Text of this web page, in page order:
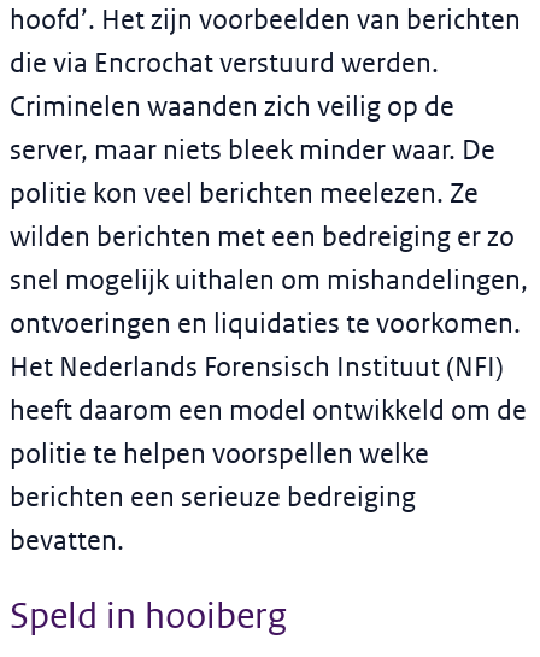
hoofd’. Het zijn voorbeelden van berichten
die via Encrochat verstuurd werden.
Criminelen waanden zich veilig op de
server, maar niets bleek minder waar. De
politie kon veel berichten meelezen. Ze
wilden berichten met een bedreiging er zo
snel mogelijk uithalen om mishandelingen,
ontvoeringen en liquidaties te voorkomen.
Het Nederlands Forensisch Instituut (NFI)
heeft daarom een model ontwikkeld om de
politie te helpen voorspellen welke
berichten een serieuze bedreiging
bevatten.
Speld in hooiberg